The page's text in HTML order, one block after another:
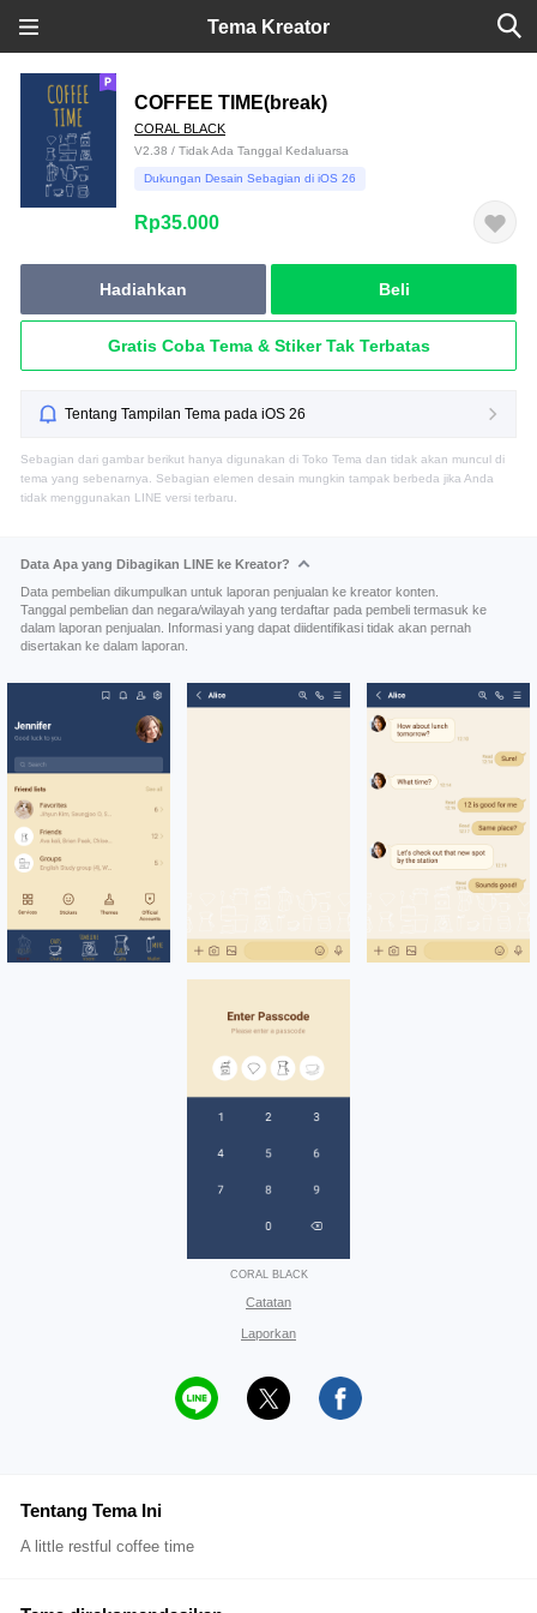
Tema Kreator
COFFEE TIME(break)
CORAL BLACK
V2.38 / Tidak Ada Tanggal Kedaluarsa
Dukungan Desain Sebagian di iOS 26
Rp35.000
Hadiahkan Beli
Gratis Coba Tema & Stiker Tak Terbatas
Tentang Tampilan Tema pada iOS 26
Sebagian dari gambar berikut hanya digunakan di Toko Tema dan tidak akan muncul di
tema yang sebenarnya. Sebagian elemen desain mungkin tampak berbeda jika Anda
tidak menggunakan LINE versi terbaru.
Data Apa yang Dibagikan LINE ke Kreator?
Data pembelian dikumpulkan untuk laporan penjualan ke kreator konten.
Tanggal pembelian dan negara/wilayah yang terdaftar pada pembeli termasuk ke
dalam laporan penjualan. Informasi yang dapat diidentifikasi tidak akan pernah
disertakan ke dalam laporan.
CORAL BLACK
Catatan
Laporkan
Tentang Tema Ini
A little restful coffee time